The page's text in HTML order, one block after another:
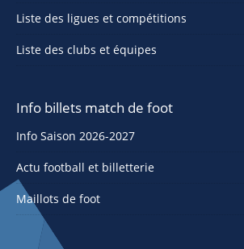
Liste des ligues et compétitions
Liste des clubs et équipes
Info billets match de foot
Info Saison 2026-2027
Actu football et billetterie
Maillots de foot